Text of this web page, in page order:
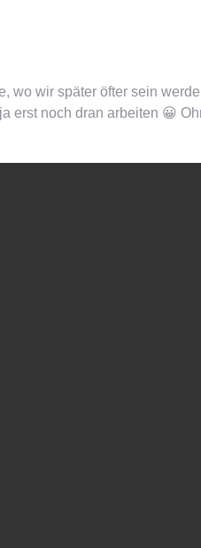
wo wir später öfter sein
erst noch dran arbeiten 😀